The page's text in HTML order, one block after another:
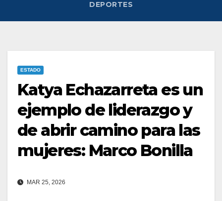
DEPORTES
ESTADO
Katya Echazarreta es un
ejemplo de liderazgo y
de abrir camino para las
mujeres: Marco Bonilla
MAR 25, 2026